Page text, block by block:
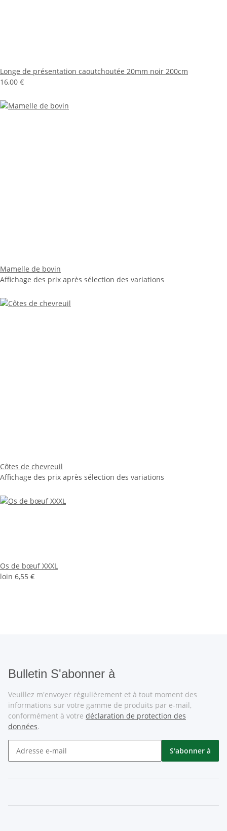
Longe de présentation caoutchoutée 20mm noir 200cm
16,00 €
Mamelle de bovin
Affichage des prix après sélection des variations
Côtes de chevreuil
Affichage des prix après sélection des variations
Os de bœuf XXXL
loin 6,55 €
Bulletin S'abonner à
Veuillez m'envoyer régulièrement et à tout moment des
informations sur votre gamme de produits par e-mail,
conformément à votre déclaration de protection des
données.
S'abonner à